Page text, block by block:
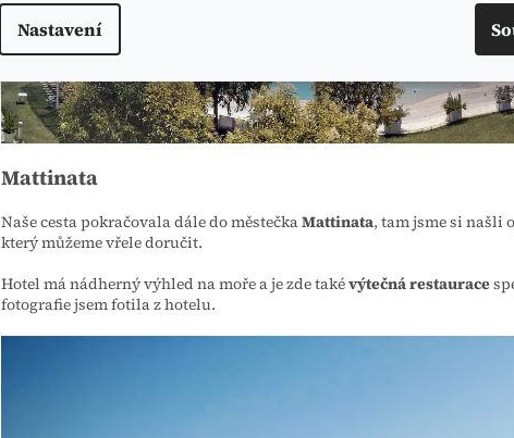
Nastavení
Mattinata
Naše cesta pokračovala dále do městečkaMattinata, tam jsme si našli
který můžeme vřele doručit.
Hotel má nádherný výhled na moře a je zde takévýtečná restaurace
fotografie jsem fotila z hotelu.